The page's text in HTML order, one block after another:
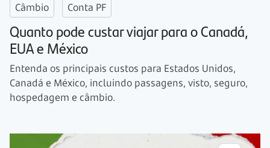
Câmbio Conta PF
Quanto pode custar viajar para o Canadá,
EUA e México
Entenda os principais custos para Estados Unidos,
Canadá e México, incluindo passagens, visto, seguro,
hospedagem e câmbio.